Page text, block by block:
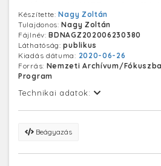
ingyenes mentesítő hajójárat
Zebegény között, mely reggeltől
közlekedik.
Készítette:Nagy Zoltán
Tulajdonos:Nagy Zoltán
Fájlnév:BDNAGZ202006230380
Láthatóság:publikus
Kiadás dátuma: 2020-06-26
Forrás: Nemzeti Archívum/
Program
Technikai adatok:
Beágyazás